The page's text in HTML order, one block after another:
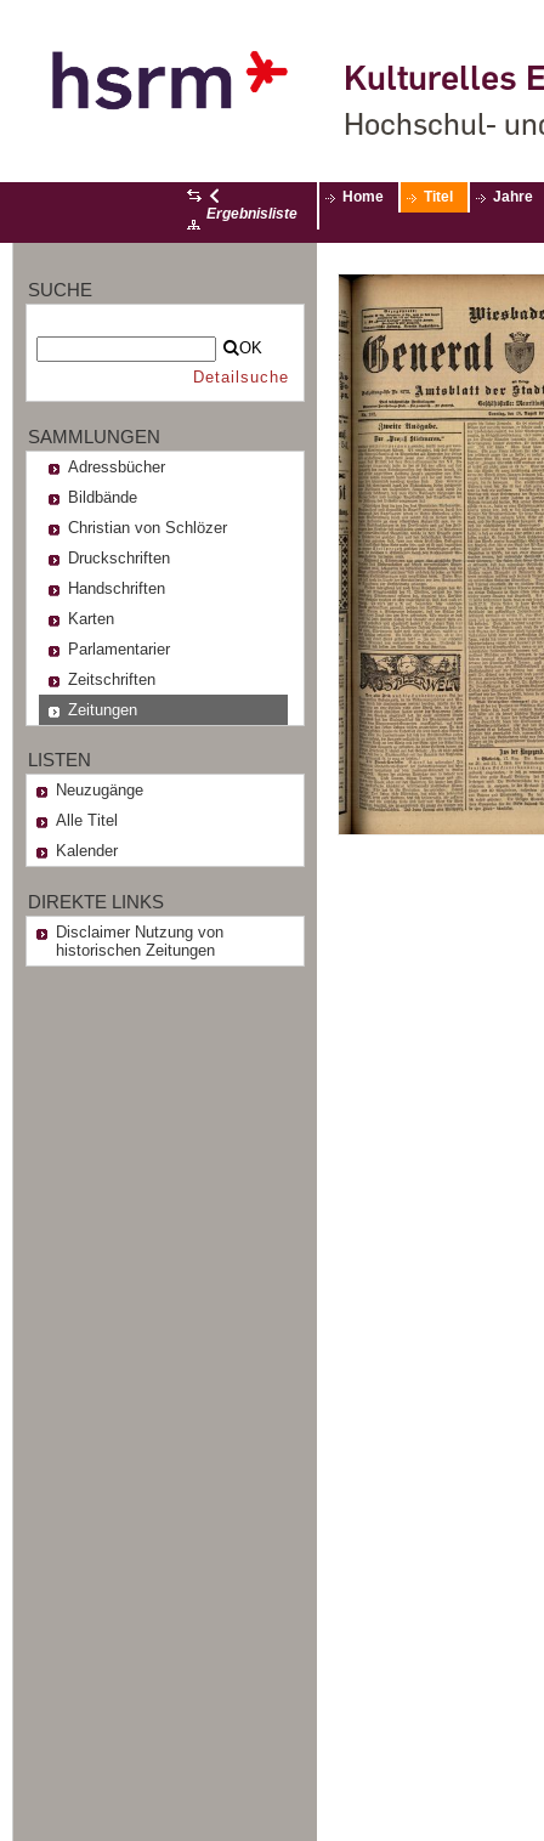
Kulturelles
Hochschul-
Ergebnisliste
Home Titel Jahre
SUCHE
OK
Detailsuche
SAMMLUNGEN
Adressbücher
Bildbände
Christian von Schlözer
Druckschriften
Handschriften
Karten
Parlamentarier
Zeitschriften
Zeitungen
LISTEN
Neuzugänge
Alle Titel
Kalender
DIREKTE LINKS
Disclaimer Nutzung von
historischen Zeitungen